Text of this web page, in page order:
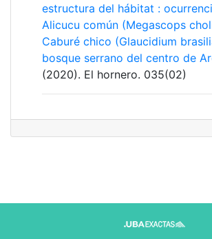
estructura del hábitat :
Alicucu común (Megascops
Caburé chico (Glaucidium
bosque serrano del centro de
(2020). El hornero. 035(02)